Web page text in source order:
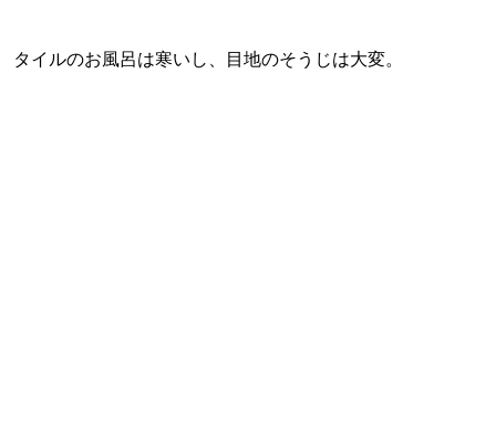
タイルのお風呂は寒いし、目地のそうじは大変。